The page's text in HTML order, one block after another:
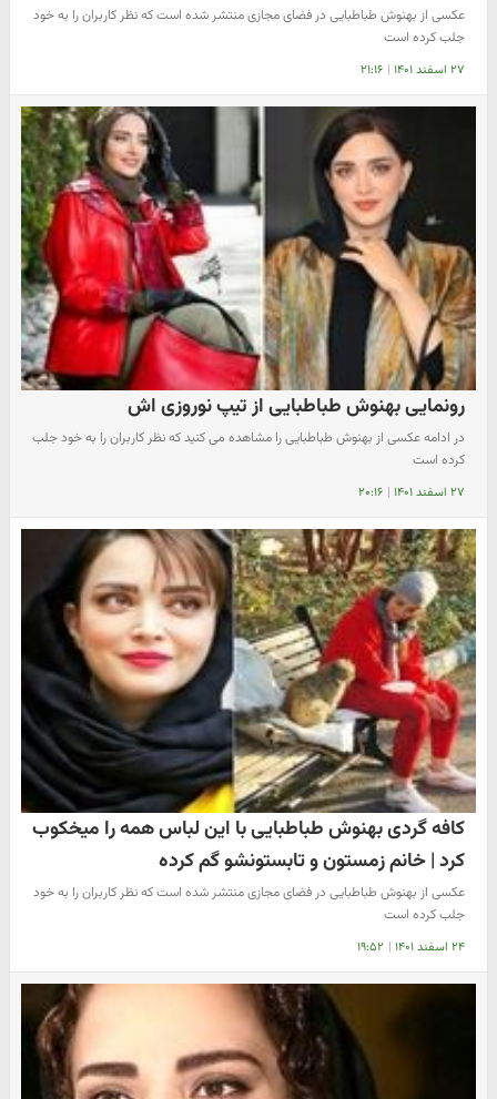
عکسی از بهنوش طباطبایی در فضای مجازی منتشر شده است که نظر کاربران را به خود
جلب کرده است
۲۷ اسفند ۱۴۰۱ | ۲۱:۱۶
رونمایی بهنوش طباطبایی از تیپ نوروزی اش
در ادامه عکسی از بهنوش طباطبایی را مشاهده می کنید که نظر کاربران را به خود جلب
کرده است
۲۷ اسفند ۱۴۰۱ | ۲۰:۱۶
کافه گردی بهنوش طباطبایی با این لباس همه را میخکوب
کرد | خانم زمستون و تابستونشو گم کرده
عکسی از بهنوش طباطبایی در فضای مجازی منتشر شده است که نظر کاربران را به خود
جلب کرده است
۲۴ اسفند ۱۴۰۱ | ۱۹:۵۲